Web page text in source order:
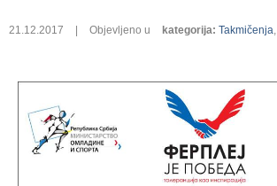
21.12.2017 Objevljeno u kategorija: Takmičenja,